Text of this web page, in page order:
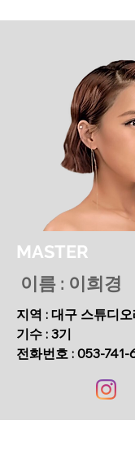
MASTER
이름 : 이희경
지역 : 대구 스튜디
기수 : 3기
전화번호 : 053-741-